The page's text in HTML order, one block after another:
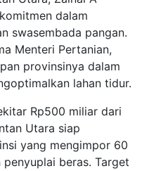
dalam
swasembada pangan.
Menteri Pertanian,
provinsinya dalam
lahan tidur.
Rp500 miliar dari
Utara siap
yang mengimpor 60
beras. Target